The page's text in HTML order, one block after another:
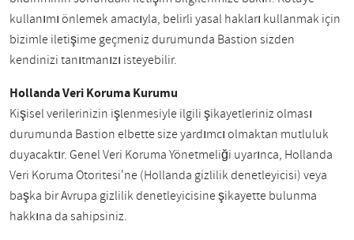
kullanımı önlemek amacıyla, belirli yasal hakları kullanmak için
bizimle iletişime geçmeniz durumunda Bastion sizden
kendinizi tanıtmanızı isteyebilir.
Hollanda Veri Koruma Kurumu
Kişisel verilerinizin işlenmesiyle ilgili şikayetleriniz olması
durumunda Bastion elbette size yardımcı olmaktan mutluluk
duyacaktır. Genel Veri Koruma Yönetmeliği uyarınca, Hollanda
Veri Koruma Otoritesi'ne (Hollanda gizlilik denetleyicisi) veya
başka bir Avrupa gizlilik denetleyicisine şikayette bulunma
hakkına da sahipsiniz.